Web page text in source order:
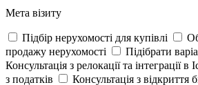
Мета візиту
Підбір нерухомості для купівлі
продажу нерухомості
Підібрати
Консультація з релокації та інтеграції в
з податків
Консультація з відкриття